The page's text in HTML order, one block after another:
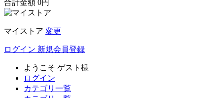
合計金額 0円
マイストア 変更
ログイン 新規会員登録
ようこそ ゲスト様
ログイン
カテゴリ一覧